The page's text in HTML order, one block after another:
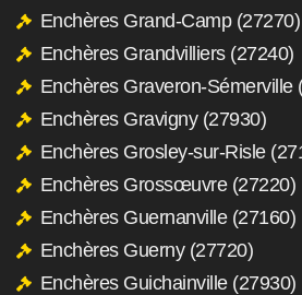
Enchères Grand-Camp (27270)
Enchères Grandvilliers (27240)
Enchères Graveron-Sémerville
Enchères Gravigny (27930)
Enchères Grosley-sur-Risle
Enchères Grossœuvre (27220)
Enchères Guernanville (27160)
Enchères Guerny (27720)
Enchères Guichainville (27930)